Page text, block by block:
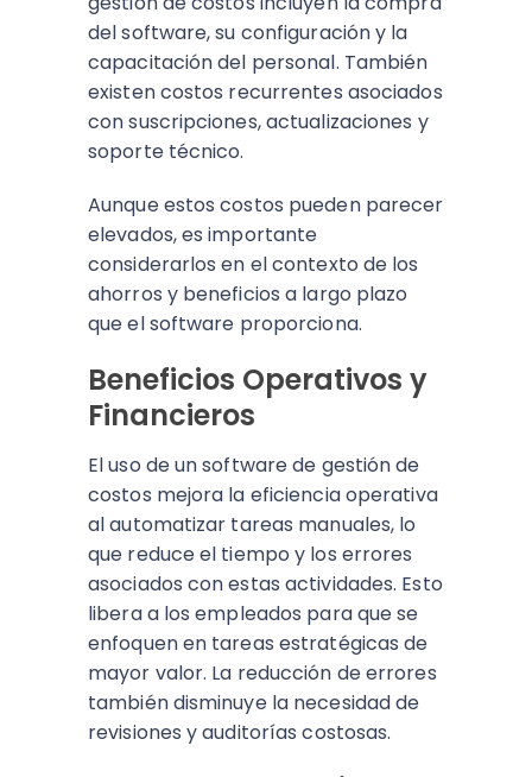
del software, su configuración y la
capacitación del personal. También
existen costos recurrentes asociados
con suscripciones, actualizaciones y
soporte técnico.
Aunque estos costos pueden parecer
elevados, es importante
considerarlos en el contexto de los
ahorros y beneficios a largo plazo
que el software proporciona.
Beneficios Operativos y
Financieros
El uso de un software de gestión de
costos mejora la eficiencia operativa
al automatizar tareas manuales, lo
que reduce el tiempo y los errores
asociados con estas actividades. Esto
libera a los empleados para que se
enfoquen en tareas estratégicas de
mayor valor. La reducción de errores
también disminuye la necesidad de
revisiones y auditorías costosas.